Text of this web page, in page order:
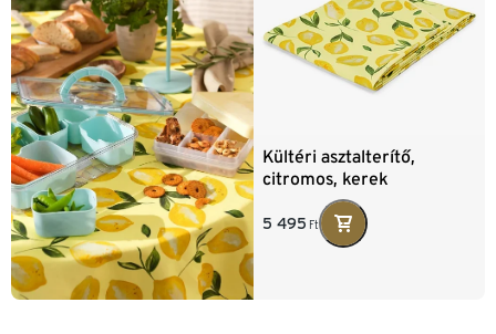
Kültéri asztalterítő,
citromos, kerek
5 495 Ft